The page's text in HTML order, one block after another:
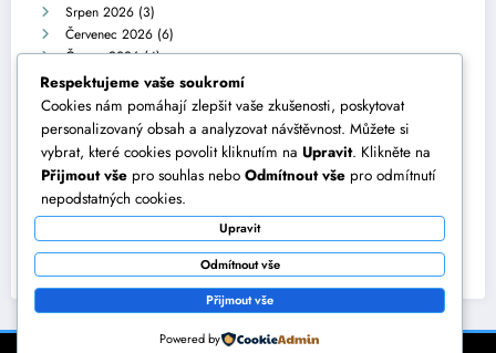
Srpen 2026 (3)
Červenec 2026 (6)
Červen 2026(4)
Květen 2026(11)
Duben 2026(9)
Březen 2026(11)
Únor 2026(9)
Leden 2026
Prosinec 2025
(11)
Listopad 2025(9)
Září 2025(9)
Srpen 2025(28)
Respektujeme vaše soukromí
Cookies nám pomáhají zlepšit vaše zkušenosti, poskytovat
personalizovaný obsah a analyzovat návštěvnost. Můžete si
vybrat, které cookies povolit kliknutím na Upravit. Klikněte na
Přijmout vše pro souhlas nebo Odmítnout vše pro odmítnutí
nepodstatných cookies.
Upravit
Odmítnout vše
Přijmout vše
Powered by